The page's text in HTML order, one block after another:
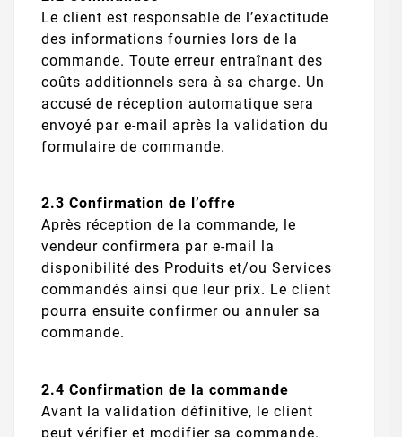
Le client est responsable de l’exactitude
des informations fournies lors de la
commande. Toute erreur entraînant des
coûts additionnels sera à sa charge. Un
accusé de réception automatique sera
envoyé par e-mail après la validation du
formulaire de commande.
2.3 Confirmation de l’offre
Après réception de la commande, le
vendeur confirmera par e-mail la
disponibilité des Produits et/ou Services
commandés ainsi que leur prix. Le client
pourra ensuite confirmer ou annuler sa
commande.
2.4 Confirmation de la commande
Avant la validation définitive, le client
peut vérifier et modifier sa commande.